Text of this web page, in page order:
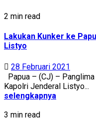
2 min read
Lakukan Kunker ke
Listyo
28 Februari 2021
Papua – (CJ) –
Kapolri Jenderal Listyo...
selengkapnya
3 min read